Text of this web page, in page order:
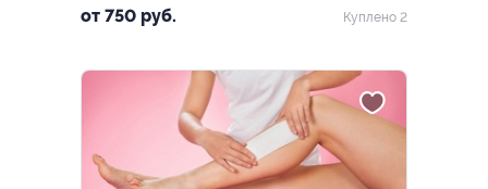
от 750 руб. Куплено 2